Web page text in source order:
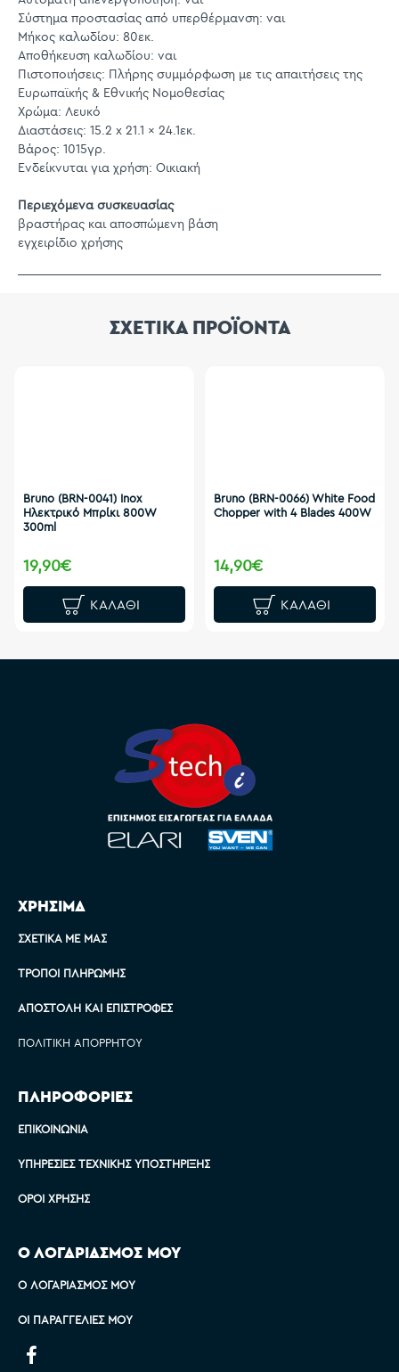
Σύστημα προστασίας από υπερθέρμανση: ναι
Μήκος καλωδίου: 80εκ.
Αποθήκευση καλωδίου: ναι
Πιστοποιήσεις: Πλήρης συμμόρφωση με τις απαιτήσεις της
Ευρωπαϊκής & Εθνικής Νομοθεσίας
Χρώμα: Λευκό
Διαστάσεις: 15.2 x 21.1 x 24.1εκ.
Βάρος: 1015γρ.
Ενδείκνυται για χρήση: Οικιακή
Περιεχόμενα συσκευασίας
βραστήρας και αποσπώμενη βάση
εγχειρίδιο χρήσης
ΣΧΕΤΙΚΑ ΠΡΟΪΟΝΤΑ
Bruno (BRN-0041) Inox
Ηλεκτρικό Μπρίκι 800W
300ml
19,90€
ΚΑΛΆΘΙ
Bruno (BRN-0066) White Food
Chopper with 4 Blades 400W
14,90€
ΚΑΛΆΘΙ
ΧΡΗΣΙΜΑ
ΣΧΕΤΙΚΆ ΜΕ ΜΑΣ
ΤΡΌΠΟΙ ΠΛΗΡΩΜΉΣ
ΑΠΟΣΤΟΛΉ ΚΑΙ ΕΠΙΣΤΡΟΦΈΣ
ΠΟΛΙΤΙΚΉ ΑΠΟΡΡΉΤΟΥ
ΠΛΗΡΟΦΟΡΙΕΣ
ΕΠΙΚΟΙΝΩΝΊΑ
ΥΠΗΡΕΣΊΕΣ ΤΕΧΝΙΚΉΣ ΥΠΟΣΤΉΡΙΞΗΣ
ΌΡΟΙ ΧΡΉΣΗΣ
Ο ΛΟΓΑΡΙΑΣΜΟΣ ΜΟΥ
Ο ΛΟΓΑΡΙΑΣΜΌΣ ΜΟΥ
ΟΙ ΠΑΡΑΓΓΕΛΊΕΣ ΜΟΥ